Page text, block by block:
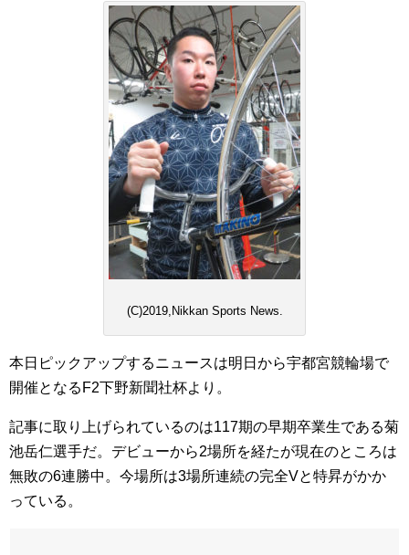
(C)2019,Nikkan Sports News.
本日ピックアップするニュースは明日から宇都宮競輪場で
開催となるF2下野新聞社杯より。
記事に取り上げられているのは117期の早期卒業生である菊
池岳仁選手だ。デビューから2場所を経たが現在のところは
無敗の6連勝中。今場所は3場所連続の完全Vと特昇がかか
っている。